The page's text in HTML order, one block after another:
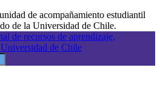
de acompañamiento estudiantil
de la Universidad de Chile.